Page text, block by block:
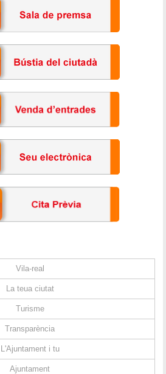
Vila-real
La teua ciutat
Turisme
Transparència
L'Ajuntament i tu
Ajuntament